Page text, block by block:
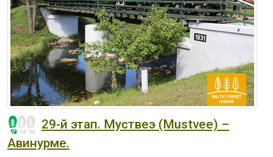
29-й этап. Муствеэ (Mustvee) –
Авинурме.